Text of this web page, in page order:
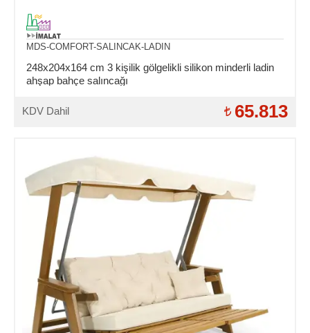
MDS-COMFORT-SALINCAK-LADIN
248x204x164 cm 3 kişilik gölgelikli silikon minderli ladin
ahşap bahçe salıncağı
KDV Dahil 65.813